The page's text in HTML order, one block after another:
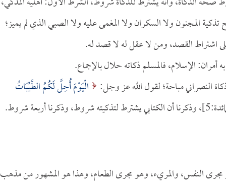
المجنون ولا السكران ولا المغمى عليه ولا الصبي الذي لم يميز؛
أمران: الإسلام، فالمسلم ذكاته حلال بالإجماع.
النصراني مباحة؛ لقول الله عز وجل:
الْيَوْمَ أُحِلَّ لَكُمُ الطَّيِّبَاتُ
شروط، وذكرنا أربعة شروط.
النفس، والمريء، وهو مجرى الطعام، وهذا هو المشهور من مذهب